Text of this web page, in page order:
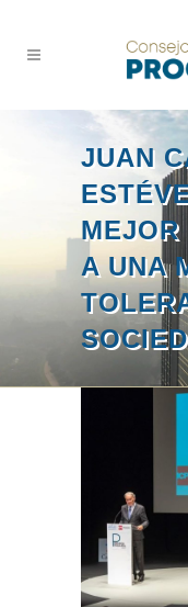
JUAN
MEJOR
A UNA